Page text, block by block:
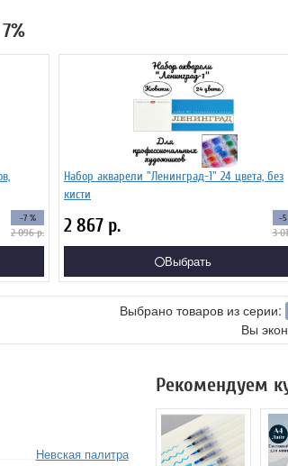
-7 %
2 096р.
Набор акварели "Ленинград-1" 24 цвета, без
кисти
2 867 р. -5
3
Выбрать
Выбрано товаров из серии:
Вы
Невская палитра
Рекомендуем